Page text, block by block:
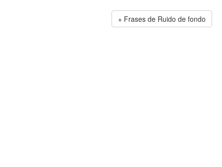
Frases de Ruido de fondo